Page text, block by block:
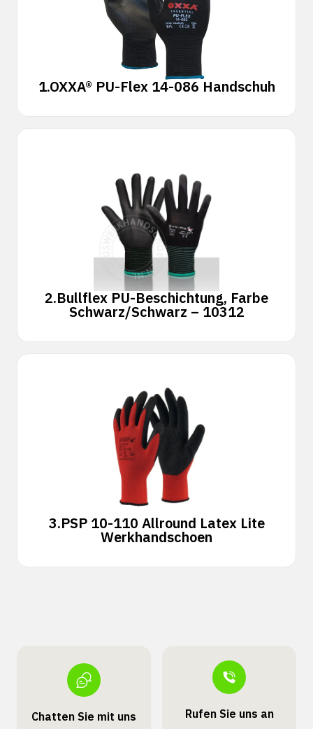
1.OXXA® PU-Flex 14-086 Handschuh
2.Bullflex PU-Beschichtung, Farbe
Schwarz/Schwarz – 10312
3.PSP 10-110 Allround Latex Lite
Werkhandschoen
Chatten Sie mit uns Rufen Sie uns an